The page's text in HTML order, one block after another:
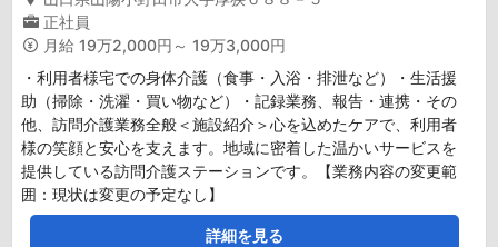
正社員
月給 19万2,000円～ 19万3,000円
・利用者様宅での身体介護（食事・入浴・排泄など）・生活援
助（掃除・洗濯・買い物など）・記録業務、報告・連携・その
他、訪問介護業務全般＜施設紹介＞心を込めたケアで、利用者
様の笑顔と安心を支えます。地域に密着した温かいサービスを
提供している訪問介護ステーションです。【業務内容の変更範
囲：現状は変更の予定なし】
詳細を見る